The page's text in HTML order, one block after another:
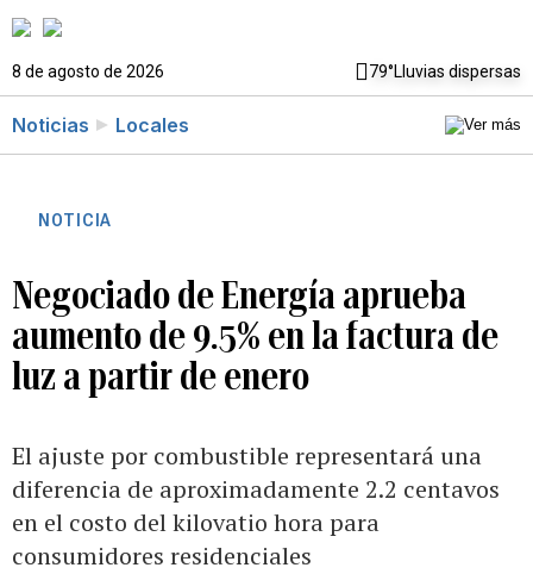
8 de agosto de 2026 79°Lluvias dispersas
Noticias Locales
NOTICIA
Negociado de Energía aprueba
aumento de 9.5% en la factura de
luz a partir de enero
El ajuste por combustible representará una
diferencia de aproximadamente 2.2 centavos
en el costo del kilovatio hora para
consumidores residenciales